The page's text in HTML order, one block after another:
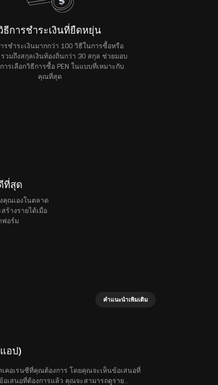
ธีการชำระเงินที่ยืดหยุ่น
รชำระเงินมากกว่า 100 วิธีในการซื้อหรือ
รวมถึงสกุลเงินท้องถิ่นกว่า 30 สกุล ช่วยมอบ
ารเลือกวิธีการซื้อ PEN ในแบบที่เหมาะกับ
คุณที่สุด
ที่สุด
คุณเองในตลาด
ร้างรายได้เมื่อ
ฟอร์ม
คำแนะนำเพิ่มเติม
อป)
เคอเรนซีที่คุณต้องการ โดยคุณจะเห็นข้อเสนอที่
เสนอที่ต้องการแล้ว คุณจะสามารถดูราย